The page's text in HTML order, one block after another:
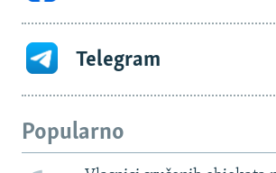
Telegram
Popularno